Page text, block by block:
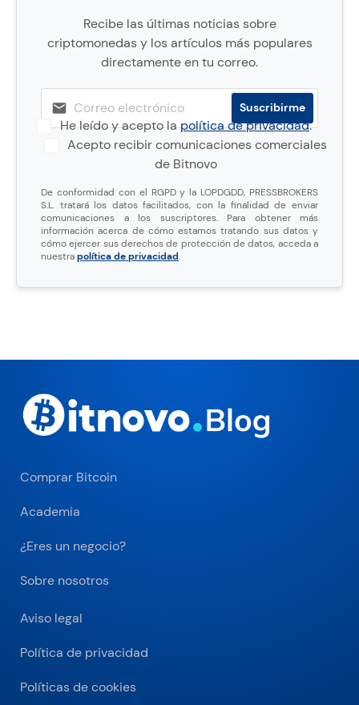
Recibe las últimas noticias sobre
criptomonedas y los artículos más populares
directamente en tu correo.
He leído y acepto lapolítica de privacidad.
Acepto recibir comunicaciones comerciales
de Bitnovo
De conformidad con el RGPD y la LOPDGDD, PRESSBROKERS
S.L. tratará los datos facilitados, con la finalidad de enviar
comunicaciones a los suscriptores. Para obtener más
información acerca de cómo estamos tratando sus datos y
cómo ejercer sus derechos de protección de datos, acceda a
nuestrapolítica de privacidad.
Comprar Bitcoin
Academia
¿Eres un negocio?
Sobre nosotros
Aviso legal
Política de privacidad
Políticas de cookies